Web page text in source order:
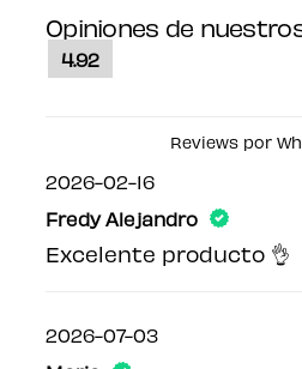
Opiniones de
4.92
Reviews por
2026-02-16
Fredy Alejandro
Excelente producto 👌
2026-07-03